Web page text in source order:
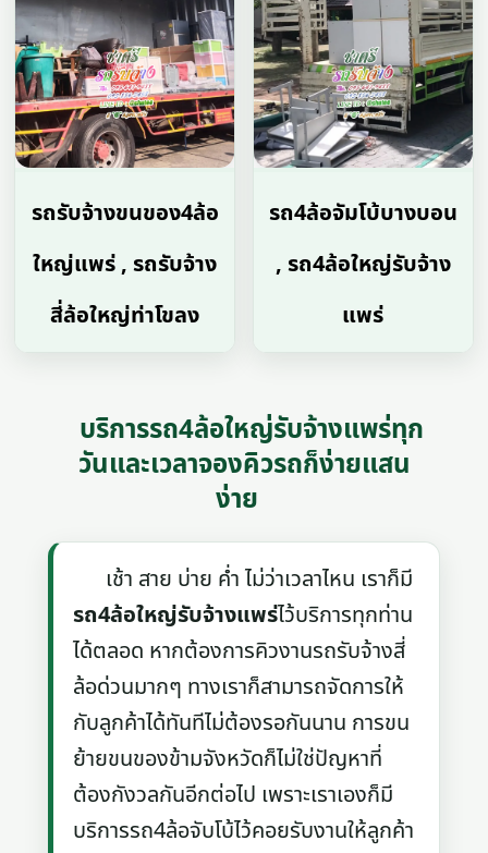
รถรับจ้างขนของ4ล้อ
ใหญ่แพร่ , รถรับจ้าง
สี่ล้อใหญ่ท่าโขลง
รถ4ล้อจัมโบ้บางบอน
, รถ4ล้อใหญ่รับจ้าง
แพร่
บริการรถ4ล้อใหญ่รับจ้างแพร่ทุก
วันและเวลาจองคิวรถก็ง่ายแสน
ง่าย
เช้า สาย บ่าย ค่ำ ไม่ว่าเวลาไหน เราก็มี
รถ4ล้อใหญ่รับจ้างแพร่ไว้บริการทุกท่าน
ได้ตลอด หากต้องการคิวงานรถรับจ้างสี่
ล้อด่วนมากๆ ทางเราก็สามารถจัดการให้
กับลูกค้าได้ทันทีไม่ต้องรอกันนาน การขน
ย้ายขนของข้ามจังหวัดก็ไม่ใช่ปัญหาที่
ต้องกังวลกันอีกต่อไป เพราะเราเองก็มี
บริการรถ4ล้อจับโบ้ไว้คอยรับงานให้ลูกค้า